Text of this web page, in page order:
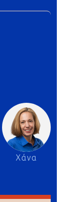
Χάνα